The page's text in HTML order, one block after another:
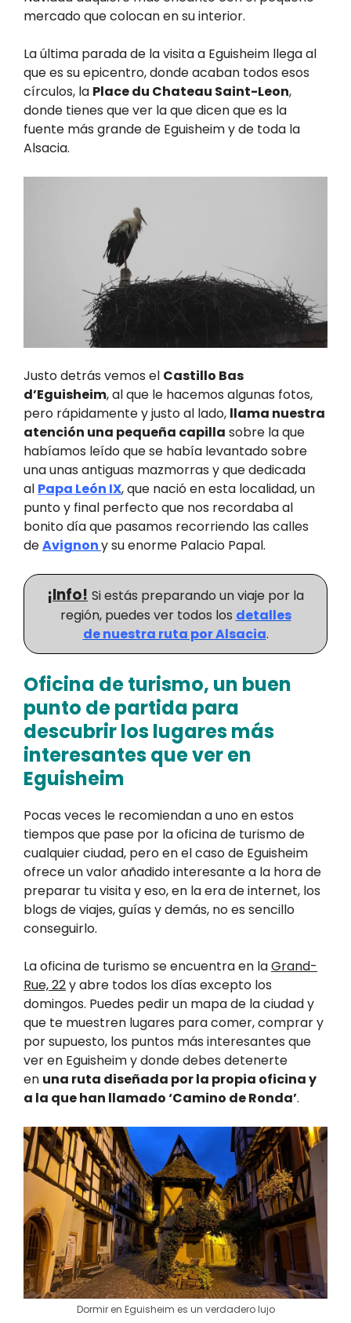
mercado que colocan en su interior.
La última parada de la visita a Eguisheim llega al
que es su epicentro, donde acaban todos esos
círculos, la Place du Chateau Saint-Leon,
donde tienes que ver la que dicen que es la
fuente más grande de Eguisheim y de toda la
Alsacia.
Justo detrás vemos el Castillo Bas
d’Eguisheim, al que le hacemos algunas fotos,
pero rápidamente y justo al lado, llama nuestra
atención una pequeña capilla sobre la que
habíamos leído que se había levantado sobre
una unas antiguas mazmorras y que dedicada
al Papa León IX, que nació en esta localidad, un
punto y final perfecto que nos recordaba al
bonito día que pasamos recorriendo las calles
deAvignony su enorme Palacio Papal.
¡Info! Si estás preparando un viaje por la
región, puedes ver todos los detalles
de nuestra ruta por Alsacia.
Oficina de turismo, un buen
punto de partida para
descubrir los lugares más
interesantes que ver en
Eguisheim
Pocas veces le recomiendan a uno en estos
tiempos que pase por la oficina de turismo de
cualquier ciudad, pero en el caso de Eguisheim
ofrece un valor añadido interesante a la hora de
preparar tu visita y eso, en la era de internet, los
blogs de viajes, guías y demás, no es sencillo
conseguirlo.
La oficina de turismo se encuentra en laGrand-
Rue, 22y abre todos los días excepto los
domingos. Puedes pedir un mapa de la ciudad y
que te muestren lugares para comer, comprar y
por supuesto, los puntos más interesantes que
ver en Eguisheim y donde debes detenerte
en una ruta diseñada por la propia oficina y
a la que han llamado ‘Camino de Ronda’.
Dormir en Eguisheim es un verdadero lujo